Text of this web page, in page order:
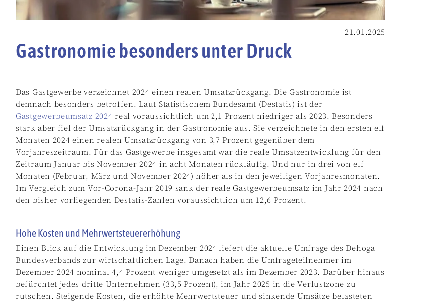
21.01.2025
Gastronomie besonders unter Druck
Das Gastgewerbe verzeichnet 2024 einen realen Umsatzrückgang. Die Gastronomie ist
demnach besonders betroffen. Laut Statistischem Bundesamt (Destatis) ist der
Gastgewerbeumsatz 2024 real voraussichtlich um 2,1 Prozent niedriger als 2023. Besonders
stark aber fiel der Umsatzrückgang in der Gastronomie aus. Sie verzeichnete in den ersten elf
Monaten 2024 einen realen Umsatzrückgang von 3,7 Prozent gegenüber dem
Vorjahreszeitraum. Für das Gastgewerbe insgesamt war die reale Umsatzentwicklung für den
Zeitraum Januar bis November 2024 in acht Monaten rückläufig. Und nur in drei von elf
Monaten (Februar, März und November 2024) höher als in den jeweiligen Vorjahresmonaten.
Im Vergleich zum Vor-Corona-Jahr 2019 sank der reale Gastgewerbeumsatz im Jahr 2024 nach
den bisher vorliegenden Destatis-Zahlen voraussichtlich um 12,6 Prozent.
Hohe Kosten und Mehrwertsteuererhöhung
Einen Blick auf die Entwicklung im Dezember 2024 liefert die aktuelle Umfrage des Dehoga
Bundesverbands zur wirtschaftlichen Lage. Danach haben die Umfrageteilnehmer im
Dezember 2024 nominal 4,4 Prozent weniger umgesetzt als im Dezember 2023. Darüber hinaus
befürchtet jedes dritte Unternehmen (33,5 Prozent), im Jahr 2025 in die Verlustzone zu
rutschen. Steigende Kosten, die erhöhte Mehrwertsteuer und sinkende Umsätze belasteten